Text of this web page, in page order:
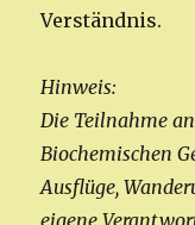
Verständnis.
Hinweis:
Die Teilnahme
Biochemischen
Ausflüge,
eigene